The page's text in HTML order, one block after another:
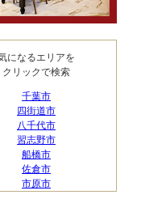
になるエリアを
クリックで検索
千葉市
四街道市
八千代市
習志野市
船橋市
佐倉市
市原市